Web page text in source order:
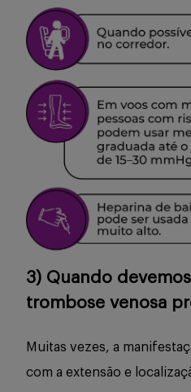
3) Quando
trombose venosa
Muitas vezes, a
com a extensão e